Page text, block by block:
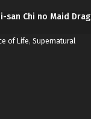
san Chi no Maid
of Life, Supernatural